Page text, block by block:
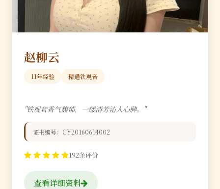
赵柳云
11年经验 精通铁观音
"铁观音香气馥郁，一缕清芳沁人心脾。"
证书编号：CY20160614002
192条评价
查看详细资料